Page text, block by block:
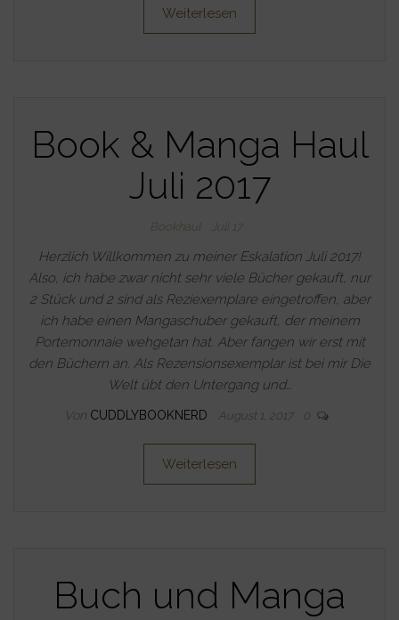
Weiterlesen
Book & Manga Haul
Juli 2017
Bookhaul Juli 17
Herzlich Willkommen zu meiner Eskalation Juli 2017!
Also, ich habe zwar nicht sehr viele Bücher gekauft, nur
2 Stück und 2 sind als Reziexemplare eingetroffen, aber
ich habe einen Mangaschuber gekauft, der meinem
Portemonnaie wehgetan hat. Aber fangen wir erst mit
den Büchern an. Als Rezensionsexemplar ist bei mir Die
Welt übt den Untergang und…
Von CUDDLYBOOKNERD August 1, 2017 0
Weiterlesen
Buch und Manga